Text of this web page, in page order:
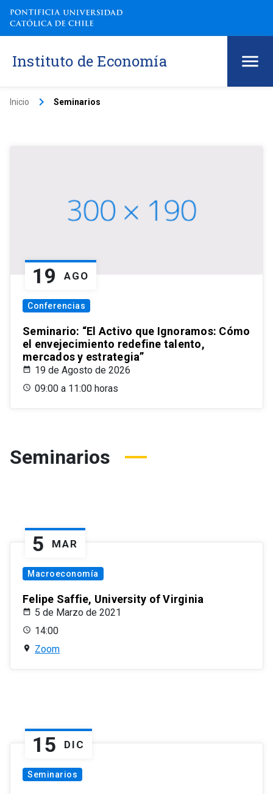
Instituto de Economía
Inicio keyboard_arrow_right Seminarios
19 AGO
Conferencias
Seminario: “El Activo que Ignoramos: Cómo
el envejecimiento redefine talento,
mercados y estrategia”
19 de Agosto de 2026
09:00 a 11:00 horas
Seminarios
5 MAR
Macroeconomía
Felipe Saffie, University of Virginia
5 de Marzo de 2021
14:00
Zoom
15 DIC
Seminarios